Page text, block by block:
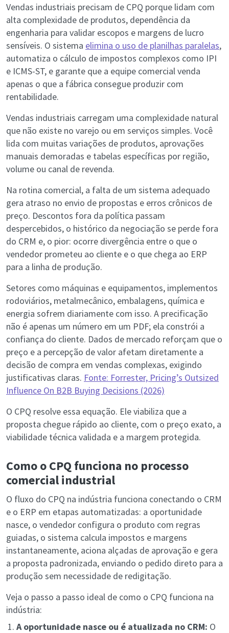
Vendas industriais precisam de CPQ porque lidam com
alta complexidade de produtos, dependência da
engenharia para validar escopos e margens de lucro
sensíveis. O sistema elimina o uso de planilhas paralelas,
automatiza o cálculo de impostos complexos como IPI
e ICMS-ST, e garante que a equipe comercial venda
apenas o que a fábrica consegue produzir com
rentabilidade.
Vendas industriais carregam uma complexidade natural
que não existe no varejo ou em serviços simples. Você
lida com muitas variações de produtos, aprovações
manuais demoradas e tabelas específicas por região,
volume ou canal de revenda.
Na rotina comercial, a falta de um sistema adequado
gera atraso no envio de propostas e erros crônicos de
preço. Descontos fora da política passam
despercebidos, o histórico da negociação se perde fora
do CRM e, o pior: ocorre divergência entre o que o
vendedor prometeu ao cliente e o que chega ao ERP
para a linha de produção.
Setores como máquinas e equipamentos, implementos
rodoviários, metalmecânico, embalagens, química e
energia sofrem diariamente com isso. A precificação
não é apenas um número em um PDF; ela constrói a
confiança do cliente. Dados de mercado reforçam que o
preço e a percepção de valor afetam diretamente a
decisão de compra em vendas complexas, exigindo
justificativas claras. Fonte: Forrester, Pricing’s Outsized
Influence On B2B Buying Decisions (2026)
O CPQ resolve essa equação. Ele viabiliza que a
proposta chegue rápido ao cliente, com o preço exato, a
viabilidade técnica validada e a margem protegida.
Como o CPQ funciona no processo
comercial industrial
O fluxo do CPQ na indústria funciona conectando o CRM
e o ERP em etapas automatizadas: a oportunidade
nasce, o vendedor configura o produto com regras
guiadas, o sistema calcula impostos e margens
instantaneamente, aciona alçadas de aprovação e gera
a proposta padronizada, enviando o pedido direto para a
produção sem necessidade de redigitação.
Veja o passo a passo ideal de como o CPQ funciona na
indústria:
A oportunidade nasce ou é atualizada no CRM: O